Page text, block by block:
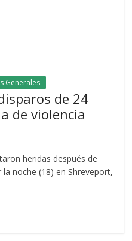
Generales
de 24
de violencia
heridas después de
noche (18) en Shreveport,